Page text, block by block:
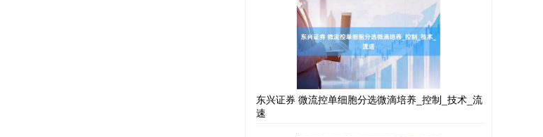
东兴证券 微流控单细胞分选微滴培养_控制_技术_流
速